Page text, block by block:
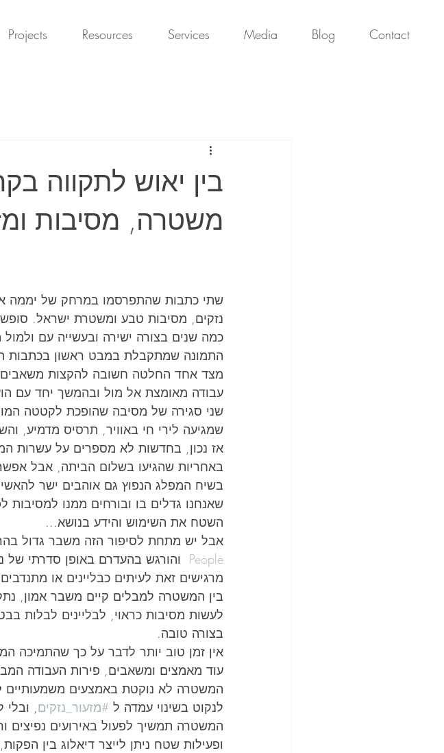
Projects Resources Services Media Blog Contact
בין יאוש לתקווה
משטרה, מסיבות
שתי כתבות שהתפרסמו במרחק של יממה
נזקים, מסיבות טבע ומשטרת ישראל.
כמה שנים בצורה ישירה ובעשייה עם ולמול
התמונה שמתקבלת במבט ראשון בכתבות
עבודה מאומצת אל מול ובהמשך יחד עם
שני סגירה של מסיבה שהופכת לקטטה
שמגיעה לירי חי באוויר, תרסיס מדמיע,
אז נכון, בחדשות לא מספרים על עשרות
באחריות שהגיעו בשלום הביתה, אבל
בשיח המפלג הנפוץ גם אוהבים ישר
שאנחנו גדלים בו ובורחים ממנו
השטח את השימוש והידע בנושא...
אבל יש מתחת לסיפור הזה משבר גדול
People
והורגש בהעדרם באופן סדרתי
מרגישים זאת לעיתים כבליינים או
בין המשטרה למבלים קיים משבר אמון,
לעשות מסיבות כראוי, לבליינים לבלות
בצורה טובה.
אין זמן טוב יותר לדבר על כך שהתמיכה
עוד מאמצים ומשאבים, פירות העבודה
המשטרה לא נוקטת באמצעים
לנקוט בשינוי עמדה ל #מזעור_נזקים, ובלי
המשטרה תמשיך לפעול באירועים נפיצים
ופעילות שטח ניתן לייצר דיאלוג בין